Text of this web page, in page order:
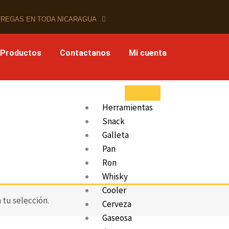
EN TODA NICARAGUA
Contactanos Mi cuenta
Herramientas
Snack
Galleta
Pan
Ron
Whisky
Cooler
Cerveza
Gaseosa
tu selección.